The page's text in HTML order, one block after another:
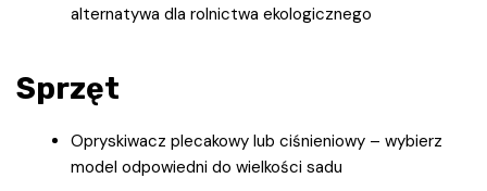
alternatywa dla rolnictwa ekologicznego
Sprzęt
Opryskiwacz plecakowy lub ciśnieniowy – wybierz
model odpowiedni do wielkości sadu